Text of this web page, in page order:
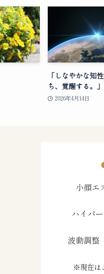
「しなやかな知
ち、覚醒する。」
2026年4月14日
小顔エ
ハイパ
波動調整
※現在は